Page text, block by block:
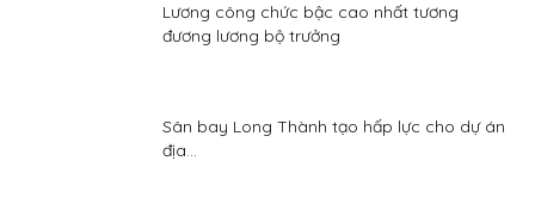
Lương công chức bậc cao nhất tương
đương lương bộ trưởng
Sân bay Long Thành tạo hấp lực cho dự án
địa...